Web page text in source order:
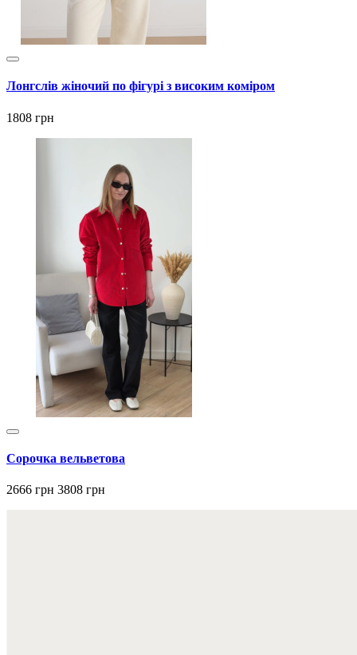
Лонгслів жіночий по фігурі з високим коміром
1808 грн
Сорочка вельветова
2666 грн 3808 грн